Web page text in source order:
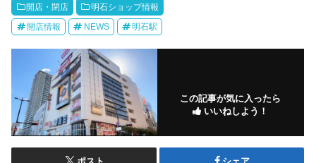
開店・閉店 明石ショップ情報
開店情報 NEWS 明石駅
この記事が気に入ったら
いいねしよう！